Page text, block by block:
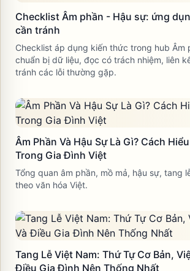
Checklist Âm phần - Hậu sự: ứng
cần tránh
Checklist áp dụng kiến thức trong hub Âm
chuẩn bị dữ liệu, đọc có trách nhiệm, liên
tránh các lỗi thường gặp.
Âm Phần Và Hậu Sự Là Gì? Cách
Trong Gia Đình Việt
Tổng quan âm phần, mồ mả, hậu sự, tang
theo văn hóa Việt.
Tang Lễ Việt Nam: Thứ Tự Cơ Bản,
Điều Gia Đình Nên Thống Nhất